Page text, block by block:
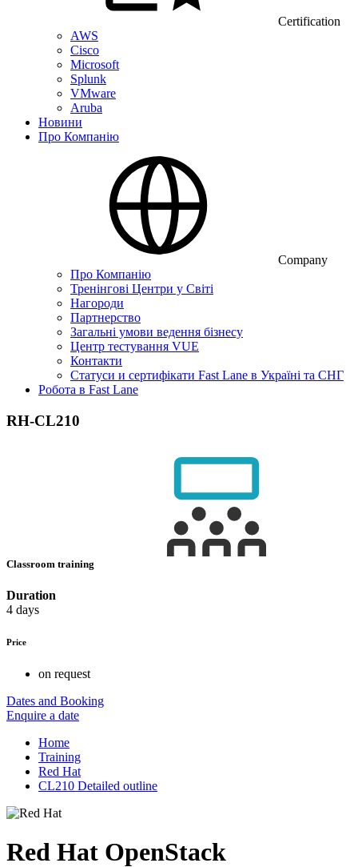
Certification
AWS
Cisco
Microsoft
Splunk
VMware
Aruba
Новини
Про Компанію
Company
Про Компанію
Тренінгові Центри у Світі
Нагороди
Партнерство
Загальні умови ведення бізнесу
Центр тестування VUE
Контакти
Статуси и сертифікати Fast Lane в Україні та СНГ
Робота в Fast Lane
RH-CL210
Classroom training
Duration
4 days
Price
on request
Dates and Booking
Enquire a date
Home
Training
Red Hat
CL210 Detailed outline
Red Hat OpenStack